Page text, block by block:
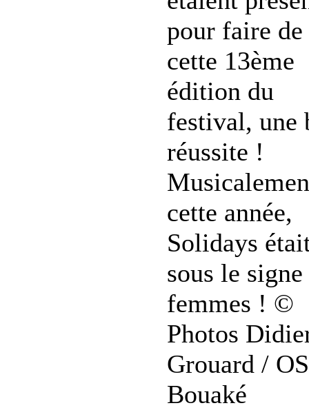
pour faire de
cette 13ème
édition du
festival, une
réussite !
cette année,
Solidays
sous le signe
femmes ! ©
Photos
Grouard /
Bouaké